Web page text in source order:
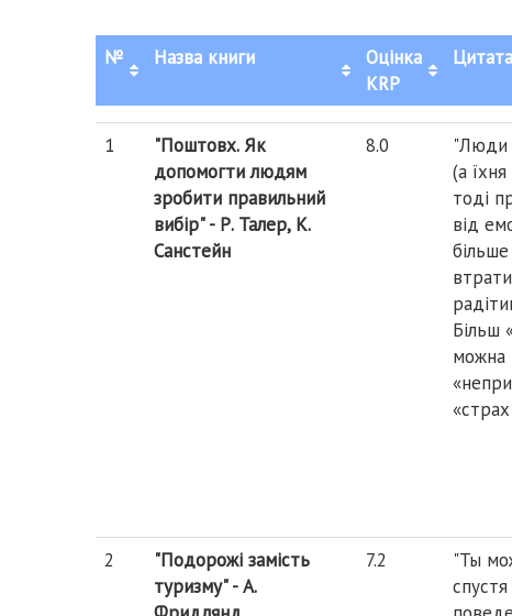
№ Назва книги
Оцінка
KRP
Цитата
№ Назва книги
Оцінка
Цитата
1
"Поштовх. Як
допомогти людям
зробити правильний
вибір" - Р. Талер, К.
Санстейн
8.0
"Люди
(а
тоді
від
Більш
можна
2
"Подорожі замість
туризму" - А.
7.2
"Ты